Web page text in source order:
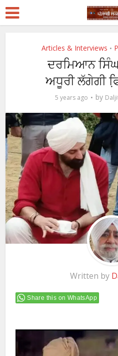
Articles & Interviews •
ਦਰਮਿਆਨ
ਅਧੂਰੀ ਲੱਗੇਗੀ
5 years ago by
Written by
Share this on WhatsApp